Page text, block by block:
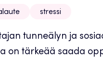
stressi
tunneälyn ja
on tärkeää saada